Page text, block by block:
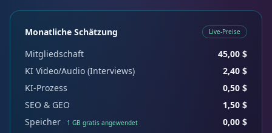
Monatliche Schätzung Live-Preise
Mitgliedschaft
45,00 $
KI Video/Audio (Interviews)
2,40 $
KI-Prozess
0,50 $
SEO & GEO
1,50 $
Speicher · 1 GB gratis angewendet
0,00 $